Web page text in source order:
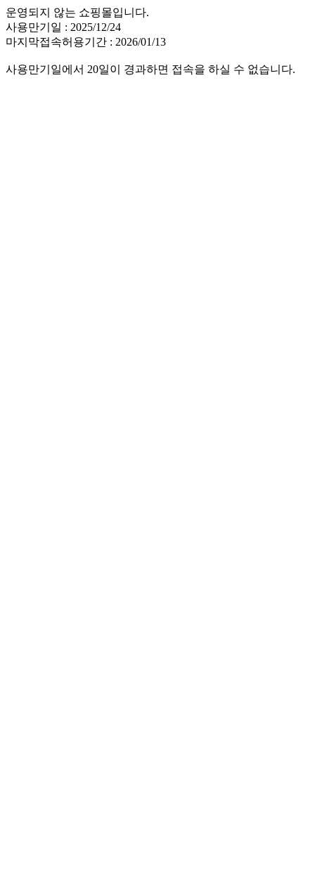
운영되지 않는 쇼핑몰입니다.
사용만기일 : 2025/12/24
마지막접속허용기간 : 2026/01/13
사용만기일에서 20일이 경과하면 접속을 하실 수 없습니다.